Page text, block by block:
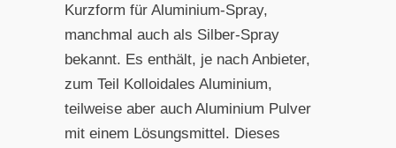
Kurzform für Aluminium-Spray,
manchmal auch als Silber-Spray
bekannt. Es enthält, je nach Anbieter,
zum Teil Kolloidales Aluminium,
teilweise aber auch Aluminium Pulver
mit einem Lösungsmittel. Dieses